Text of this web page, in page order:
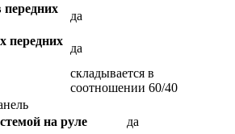
да
передних
да
складывается в
соотношении 60/40
на руле
да